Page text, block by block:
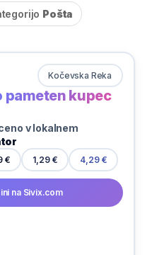
Pošta
Kočevska Reka
pameten kupec
v lokalnem
€ 1,29 € 4,29 €
na Sivix.com